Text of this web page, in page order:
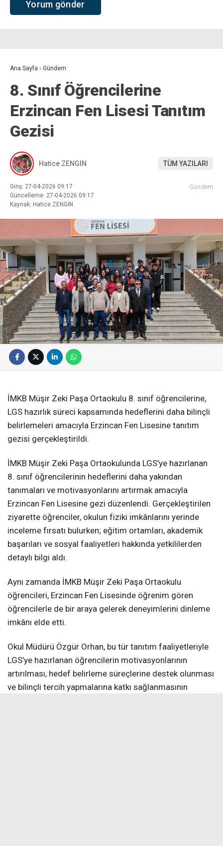
Ana Sayfa › Gündem
8. Sınıf Öğrencilerine
Erzincan Fen Lisesi Tanıtım
Gezisi
Hatice ZENGİN TÜM YAZILARI
Giriş: 27-04-2026 09:17
Güncelleme: 27-04-2026 09:17
Kaynak: Hatice ZENGİN
Gündem
İMKB Müşir Zeki Paşa Ortaokulu 8. sınıf öğrencilerine,
LGS hazırlık süreci kapsamında hedeflerini daha bilinçli
belirlemeleri amacıyla Erzincan Fen Lisesine tanıtım
gezisi gerçekleştirildi.
İMKB Müşir Zeki Paşa Ortaokulunda LGS’ye hazırlanan
8. sınıf öğrencilerinin hedeflerini daha yakından
tanımaları ve motivasyonlarını artırmak amacıyla
Erzincan Fen Lisesine gezi düzenlendi. Gerçekleştirilen
ziyarette öğrenciler, okulun fiziki imkânlarını yerinde
inceleme fırsatı bulurken; eğitim ortamları, akademik
başarıları ve sosyal faaliyetleri hakkında yetkililerden
detaylı bilgi aldı.
Aynı zamanda İMKB Müşir Zeki Paşa Ortaokulu
öğrencileri, Erzincan Fen Lisesinde öğrenim gören
öğrencilerle de bir araya gelerek deneyimlerini dinleme
imkânı elde etti.
Okul Müdürü Özgür Orhan, bu tür tanıtım faaliyetleriyle
LGS’ye hazırlanan öğrencilerin motivasyonlarının
artırılması, hedef belirleme süreçlerine destek olunması
ve bilinçli tercih yapmalarına katkı sağlanmasının